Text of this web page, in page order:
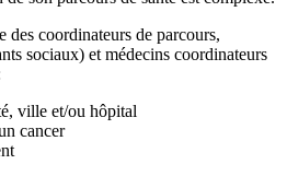
des coordinateurs de parcours,
sociaux) et médecins coordinateurs
ville et/ou hôpital
cancer